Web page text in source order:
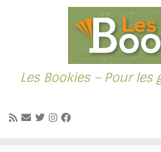
Les Bookies – Pour